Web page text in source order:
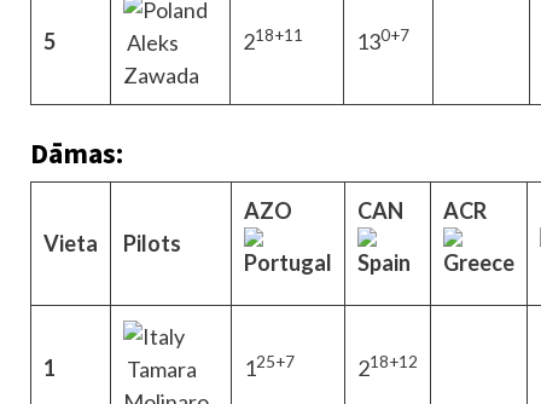
5
Aleks
Zawada
218+11 130+7
Dāmas:
Vieta Pilots
AZO CAN ACR
1
Tamara
125+7 218+12